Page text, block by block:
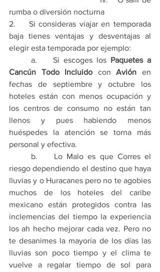
rumba o diversión nocturna
2.    Si consideras viajar en temporada
baja tienes ventajas y desventajas al
elegir esta temporada por ejemplo:
	a.    Si escoges los
Paquetes a
Cancún Todo Incluido con Avión en
fechas de septiembre y octubre los
hoteles están con menos ocupación y
los centros de consumo no están tan
llenos y pues habiendo menos
huéspedes la atención se torna más
personal y efectiva.
riesgo dependiendo el destino que haya
lluvias y o Huracanes pero no te agobies
muchos de los hoteles del caribe
mexicano están protegidos contra las
inclemencias del tiempo la experiencia
los ah hecho mejorar cada vez. Pero no
te desanimes la mayoría de los días las
lluvias son poco tiempo y el clima te
vuelve a regalar tiempo de sol para